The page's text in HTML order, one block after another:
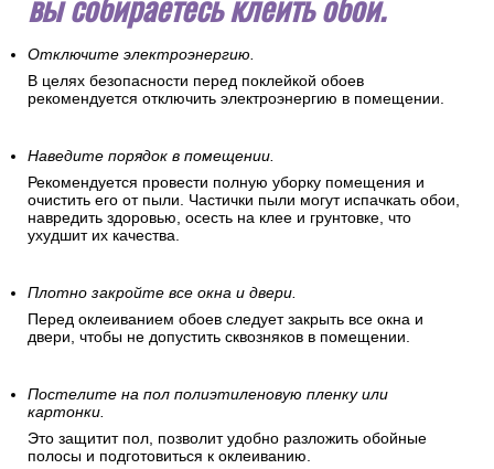
Отключите электроэнергию.
В целях безопасности перед поклейкой обоев
рекомендуется отключить электроэнергию в помещении.
Наведите порядок в помещении.
Рекомендуется провести полную уборку помещения и
очистить его от пыли. Частички пыли могут испачкать обои,
навредить здоровью, осесть на клее и грунтовке, что
ухудшит их качества.
Плотно закройте все окна и двери.
Перед оклеиванием обоев следует закрыть все окна и
двери, чтобы не допустить сквозняков в помещении.
Постелите на пол полиэтиленовую пленку или
картонки.
Это защитит пол, позволит удобно разложить обойные
полосы и подготовиться к оклеиванию.